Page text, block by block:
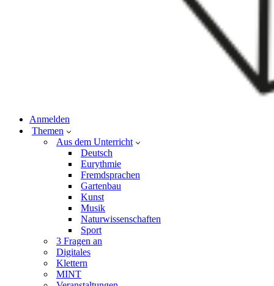
Anmelden
Themen
Aus dem Unterricht
Deutsch
Eurythmie
Fremdsprachen
Gartenbau
Kunst
Musik
Naturwissenschaften
Sport
3 Fragen an
Digitales
Klettern
MINT